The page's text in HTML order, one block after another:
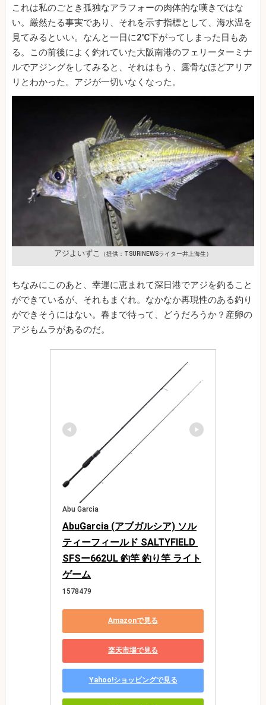
これは私のごとき孤独なアラフォーの肉体的な嘆きではな
い。厳然たる事実であり、それを示す指標として、海水温を
見てみるといい。なんと一日に2℃下がってしまった日もあ
る。この前後によく釣れていた大阪南港のフェリーターミナ
ルでアジングをしてみると、それはもう、露骨なほどアリア
リとわかった。アジが一切いなくなった。
アジよいずこ （提供：TSURINEWSライター井上海生）
ちなみにこのあと、幸運に恵まれて深日港でアジを釣ること
ができているが、それもまぐれ。なかなか再現性のある釣り
ができそうにはない。春まで待って、どうだろうか？産卵の
アジもムラがあるのだ。
Abu Garcia
AbuGarcia (アブガルシア) ソル
ティーフィールド SALTYFIELD
SFSー662UL 釣竿 釣り竿 ライト
ゲーム
1578479
Amazonで見る
楽天市場で見る
Yahoo!ショッピングで見る